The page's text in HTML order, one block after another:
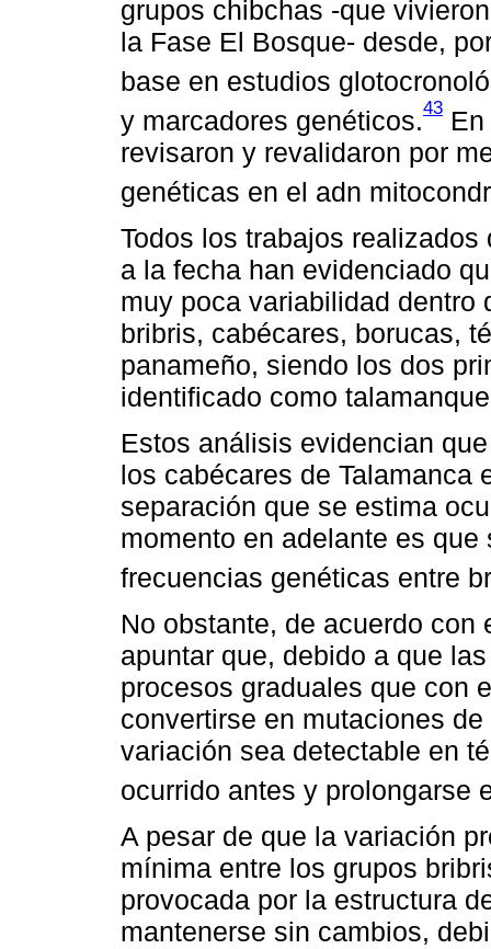
grupos chibchas -que
la Fase El Bosque- desde,
base en estudios
y marcadores genéticos.43
revisaron y revalidaron por
genéticas en el adn
Todos los trabajos
a la fecha han evidenciado
muy poca variabilidad dentro
bribris, cabécares, borucas,
panameño, siendo los dos
identificado como
Estos análisis evidencian
los cabécares de Talamanca
separación que se estima
momento en adelante es
frecuencias genéticas entre
No obstante, de acuerdo
apuntar que, debido a que
procesos graduales que con
convertirse en mutaciones
variación sea detectable en
ocurrido antes y prolongarse
A pesar de que la variación
mínima entre los grupos
provocada por la estructura
mantenerse sin cambios,